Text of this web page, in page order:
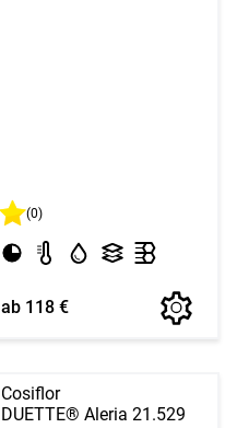
(0)
ab 118 €
Cosiflor
DUETTE® Aleria 21.529